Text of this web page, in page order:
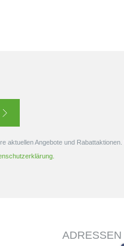
aktuellen Angebote und Rabattaktionen.
ADRESSEN